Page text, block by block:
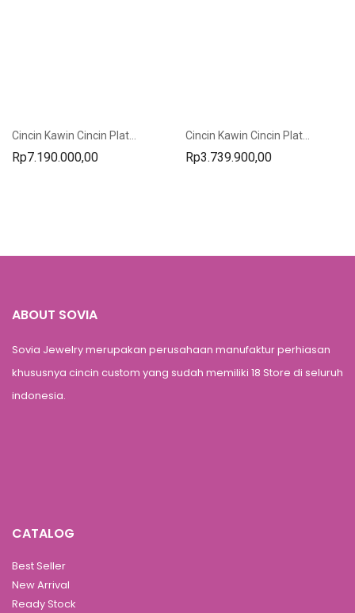
Rp7.190.000,00 Rp3.739.900,00
ABOUT SOVIA
Sovia Jewelry merupakan perusahaan manufaktur perhiasan
khususnya cincin custom yang sudah memiliki 18 Store di seluruh
indonesia.
CATALOG
Best Seller
New Arrival
Ready Stock